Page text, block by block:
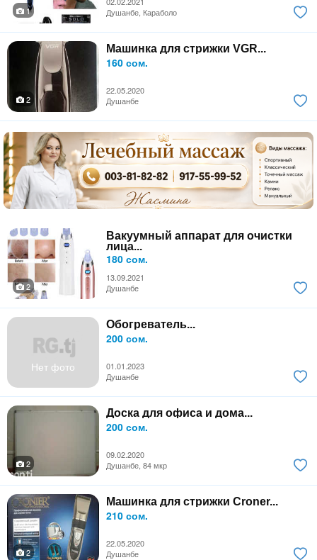
1
Душанбе, Караболо
Машинка для стрижки VGR...
160 сом.
22.05.2020
2
Душанбе
Вакуумный аппарат для очистки
лица...
180 сом.
13.09.2021
2
Душанбе
Нет фото
Обогреватель...
200 сом.
01.01.2023
Душанбе
Доска для офиса и дома...
200 сом.
09.02.2020
2
Душанбе, 84 мкр
Машинка для стрижки Croner...
210 сом.
22.05.2020
2
Душанбе